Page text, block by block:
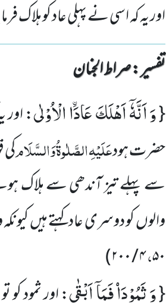
اور یہ کہ اسی نے پہلی عاد کو ہلاک
تفسیر : ‎صراط الجنان
{وَ اَنَّهٗۤ اَهْلَكَ عَادَاﰳ الْاُوْلٰى: اور
حضرت ہودعَلَیْہِالصَّلٰوۃُوَالسَّلَام
سے پہلے تیز آندھی سے ہلاک
والوں کو دوسری عاد کہتے ہیں
۵۰،۴ / ۲۰۰
)
{وَ ثَمُوْدَاۡ فَمَاۤ اَبْقٰى: اور ثمود